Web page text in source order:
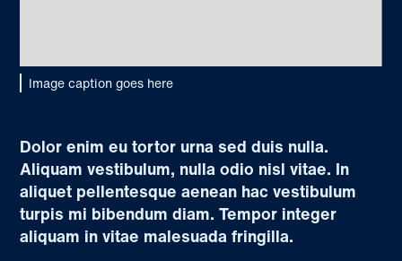
Image caption goes here
Dolor enim eu tortor urna sed duis nulla.
Aliquam vestibulum, nulla odio nisl vitae. In
aliquet pellentesque aenean hac vestibulum
turpis mi bibendum diam. Tempor integer
aliquam in vitae malesuada fringilla.